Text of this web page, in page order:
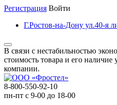
Регистрация Войти
Г.Ростов-на-Дону ул.40-я
В связи с нестабильностью
стоимость товара и его наличие
компании.
8-800-550-92-10
пн-пт с 9-00 до 18-00